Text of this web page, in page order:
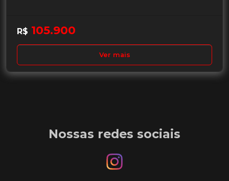
R$ 105.900
Ver mais
Nossas redes sociais